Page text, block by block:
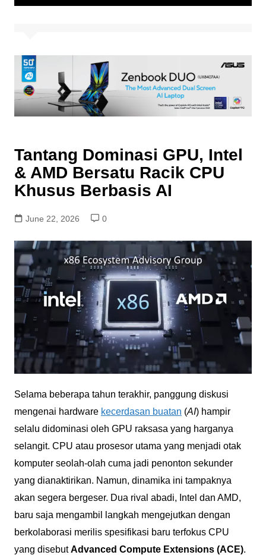
Tantang Dominasi GPU, Intel
& AMD Bersatu Racik CPU
Khusus Berbasis AI
June 22, 2026 0
Selama beberapa tahun terakhir, panggung diskusi
mengenai hardware kecerdasan buatan (AI) hampir
selalu didominasi oleh GPU raksasa yang harganya
selangit. CPU atau prosesor utama yang menjadi otak
komputer seolah-olah cuma jadi penonton sekunder
yang dianaktirikan. Namun, dinamika ini tampaknya
akan segera bergeser. Dua rival abadi, Intel dan AMD,
baru saja mengambil langkah mengejutkan dengan
berkolaborasi merilis spesifikasi baru terfokus CPU
yang disebutAdvanced Compute Extensions (ACE).